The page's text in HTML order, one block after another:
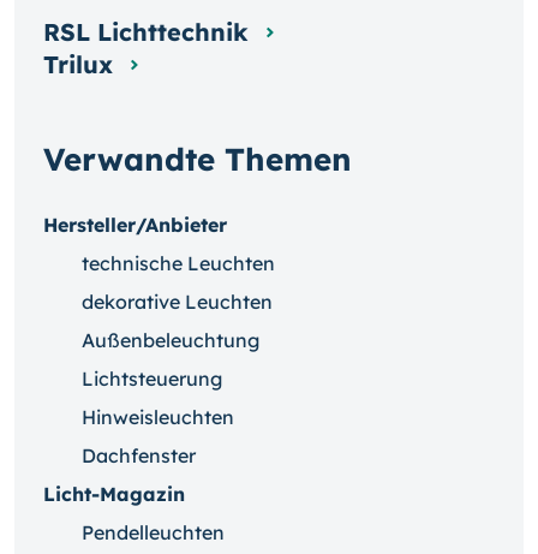
Verwandte Themen
Hersteller/Anbieter
technische Leuchten
dekorative Leuchten
Außenbeleuchtung
Lichtsteuerung
Hinweisleuchten
Dachfenster
Licht-Magazin
Pendelleuchten
RSL Lichttechnik
Trilux